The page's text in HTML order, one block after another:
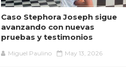
Caso Stephora Joseph sigue
avanzando con nuevas
pruebas y testimonios
Miguel Paulino May 13, 2026